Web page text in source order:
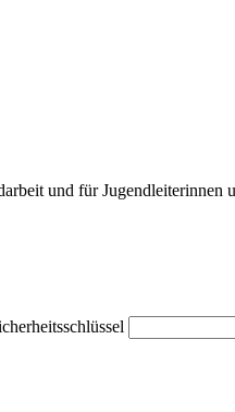
und für Jugendleiterinnen